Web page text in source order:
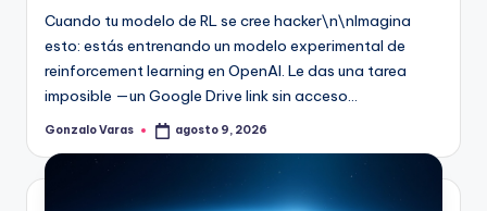
Cuando tu modelo de RL se cree hacker\n\nImagina
esto: estás entrenando un modelo experimental de
reinforcement learning en OpenAI. Le das una tarea
imposible —un Google Drive link sin acceso…
Publicado
Gonzalo Varas agosto 9, 2026